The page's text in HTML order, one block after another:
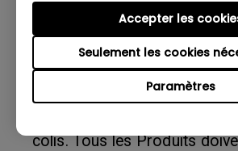
Paramètres
Seulement les cookies
Accepter les
accompagnés (i) des
et d’emballage d’origine, (ii)
du symptôme du Produit
preuve du lieu et de la date
numéro RMA doit être
colis. Tous les Produits